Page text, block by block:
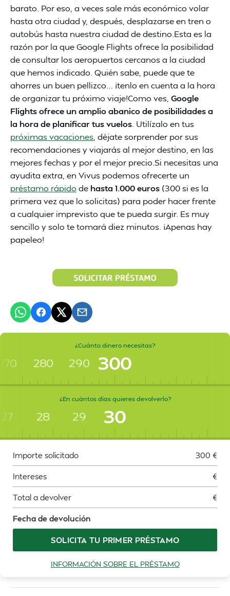
barato. Por eso, a veces sale más económico volar
hasta otra ciudad y, después, desplazarse en tren o
autobús hasta nuestra ciudad de destino.Esta es la
razón por la que Google Flights ofrece la posibilidad
de consultar los aeropuertos cercanos a la ciudad
que hemos indicado. Quién sabe, puede que te
ahorres un buen pellizco… ¡tenlo en cuenta a la hora
de organizar tu próximo viaje!Como ves, Google
Flights ofrece un amplio abanico de posibilidades a
la hora de planificar tus vuelos . Utilízalo en tus
próximas vacaciones , déjate sorprender por sus
recomendaciones y viajarás al mejor destino, en las
mejores fechas y por el mejor precio.Si necesitas una
ayudita extra, en Vivus podemos ofrecerte un
préstamo rápido de hasta 1.000 euros (300 si es la
primera vez que lo solicitas) para poder hacer frente
a cualquier imprevisto que te pueda surgir. Es muy
sencillo y solo te tomará diez minutos. ¡Apenas hay
papeleo!
¿Cuánto dinero necesitas?
280 290 300
¿En cuántos días quieres devolverlo?
27 28 29 30
Importe solicitado 300 €
Intereses €
Total a devolver €
Fecha de devolución
SOLICITA TU PRIMER PRÉSTAMO
INFORMACIÓN SOBRE EL PRÉSTAMO